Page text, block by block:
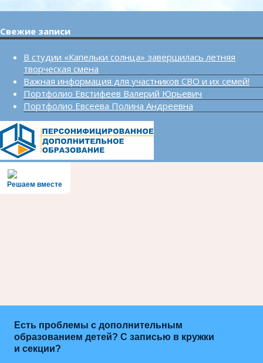
Свежие записи
В студии «Капельки солнца» завершилась летняя
творческая смена
Важная информация для участников СВО и их семей!
Портфолио Евстифеев Валерий Юрьевич
Портфолио Евсеева Полина Андреевна
Решаем вместе
Есть проблемы с дополнительным
образованием детей? С записью в кружки
и секции?